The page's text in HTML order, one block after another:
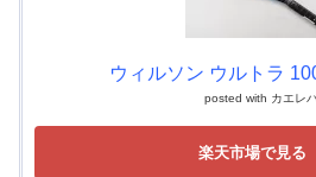
ウィルソン ウルトラ
posted with カエレ
楽天市場で見る